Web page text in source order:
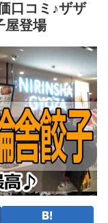
口コミ♪ザザ
屋登場